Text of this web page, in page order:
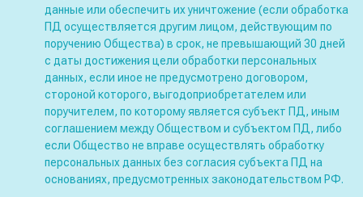
данные или обеспечить их уничтожение (если обработка
ПД осуществляется другим лицом, действующим по
поручению Общества) в срок, не превышающий 30 дней
с даты достижения цели обработки персональных
данных, если иное не предусмотрено договором,
стороной которого, выгодоприобретателем или
поручителем, по которому является субъект ПД, иным
соглашением между Обществом и субъектом ПД, либо
если Общество не вправе осуществлять обработку
персональных данных без согласия субъекта ПД на
основаниях, предусмотренных законодательством РФ.